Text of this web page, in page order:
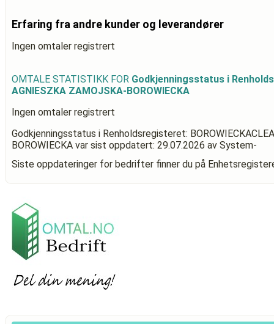
Erfaring fra andre kunder og leverandører
Ingen omtaler registrert
OMTALE STATISTIKK FOR Godkjenningsstatus i
AGNIESZKA ZAMOJSKA-BOROWIECKA
Ingen omtaler registrert
Godkjenningsstatus i Renholdsregisteret:
BOROWIECKA var sist oppdatert: 29.07.2026 av System-
Siste oppdateringer for bedrifter finner du på